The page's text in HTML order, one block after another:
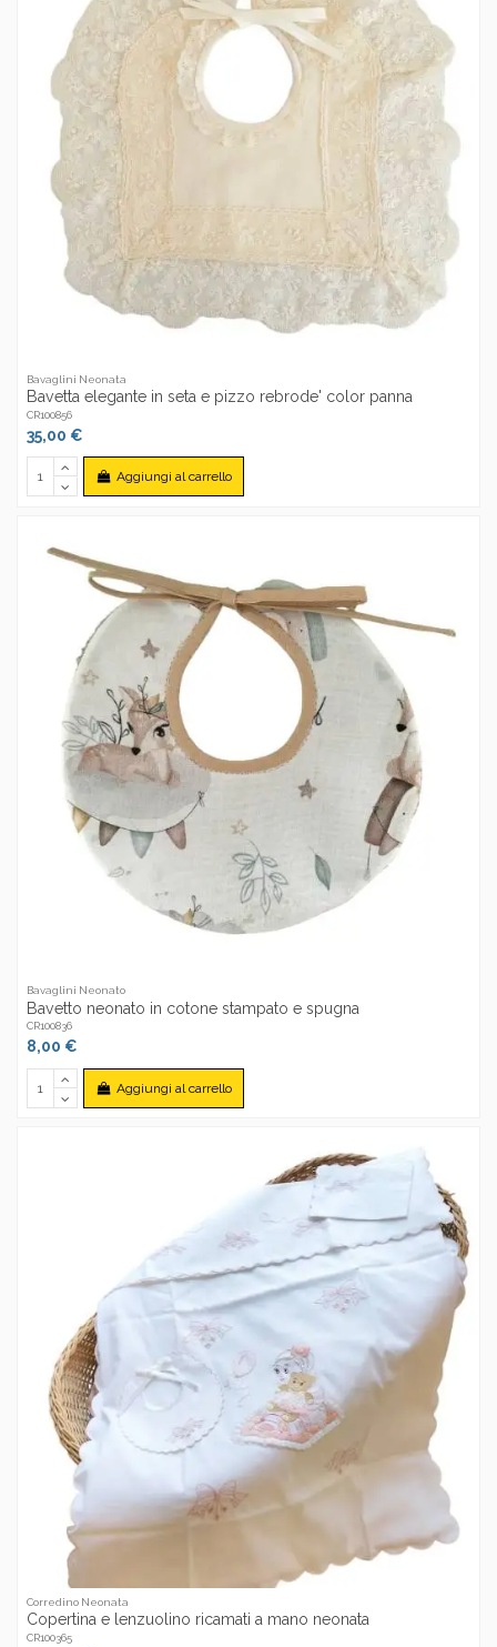
Bavaglini Neonata
Bavetta elegante in seta e pizzo rebrode' color panna
CR100856
35,00 €
Aggiungi al carrello
Bavaglini Neonato
Bavetto neonato in cotone stampato e spugna
CR100836
8,00 €
Aggiungi al carrello
Corredino Neonata
Copertina e lenzuolino ricamati a mano neonata
CR100365